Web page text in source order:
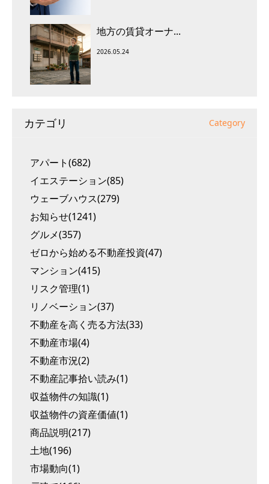
地方の賃貸オーナ...
2026.05.24
カテゴリ Category
アパート(682)
イエステーション(85)
ウェーブハウス(279)
お知らせ(1241)
グルメ(357)
ゼロから始める不動産投資(47)
マンション(415)
リスク管理(1)
リノベーション(37)
不動産を高く売る方法(33)
不動産市場(4)
不動産市況(2)
不動産記事拾い読み(1)
収益物件の知識(1)
収益物件の資産価値(1)
商品説明(217)
土地(196)
市場動向(1)